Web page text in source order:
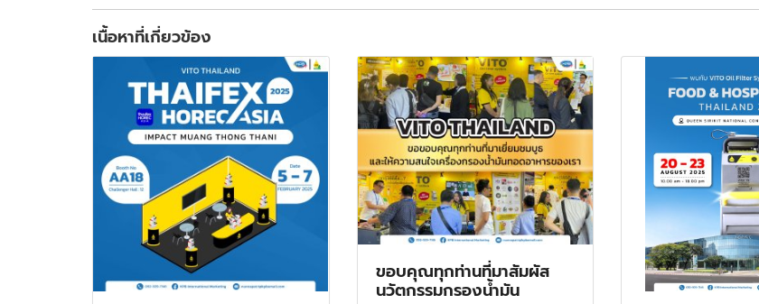
เนื้อหาที่เกี่ยวข้อง
ขอบคุณทุกท่านที่มาสัมผัส
นวัตกรรมกรองน้ำมัน